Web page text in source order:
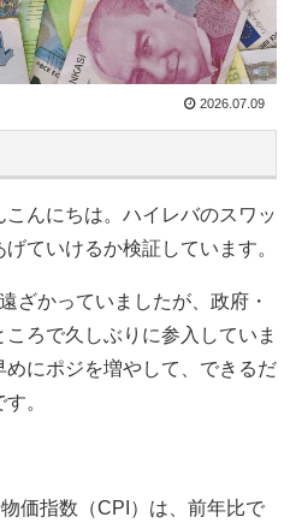
2026.07.09
んにちは。ハイレバのスワッ
ていけるか検証しています。
ざかっていましたが、政府・
ろで久しぶりに参入していま
にポジを増やして、できるだ
。
価指数（CPI）は、前年比で